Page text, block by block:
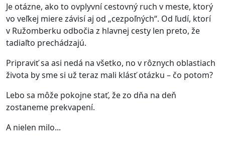
Je otázne, ako to ovplyvní cestovný ruch v meste, ktorý
vo veľkej miere závisí aj od „cezpoľných“. Od ľudí, ktorí
v Ružomberku odbočia z hlavnej cesty len preto, že
tadiaľto prechádzajú.
Pripraviť sa asi nedá na všetko, no v rôznych oblastiach
života by sme si už teraz mali klásť otázku – čo potom?
Lebo sa môže pokojne stať, že zo dňa na deň
zostaneme prekvapení.
A nielen milo...